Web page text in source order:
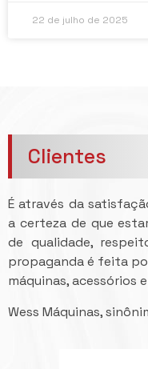
22 de julho de 2025
Clientes
É através da
a certeza de que
de qualidade,
propaganda é feita
máquinas, acessórios
Wess Máquinas,